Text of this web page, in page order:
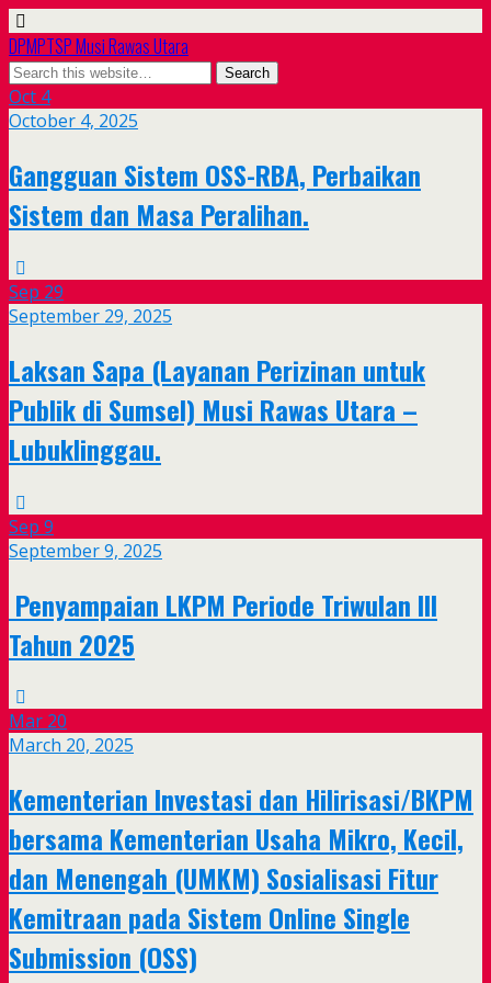
DPMPTSP Musi Rawas Utara
Oct 4
October 4, 2025
Gangguan Sistem OSS-RBA, Perbaikan
Sistem dan Masa Peralihan.
Sep 29
September 29, 2025
Laksan Sapa (Layanan Perizinan untuk
Publik di Sumsel) Musi Rawas Utara –
Lubuklinggau.
Sep 9
September 9, 2025
Penyampaian LKPM Periode Triwulan III
Tahun 2025
Mar 20
March 20, 2025
Kementerian Investasi dan Hilirisasi/BKPM
bersama Kementerian Usaha Mikro, Kecil,
dan Menengah (UMKM) Sosialisasi Fitur
Kemitraan pada Sistem Online Single
Submission (OSS)